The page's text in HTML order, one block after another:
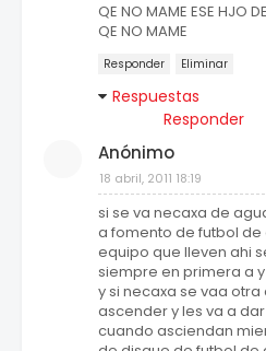
QE NO MAME ESE HJO
QE NO MAME
Responder Eliminar
Respuestas
Responder
Anónimo
18 abril, 2011 18:19
si se va necaxa de
a fomento de futbol
equipo que lleven ahi
siempre en primera a
y si necaxa se vaa
ascender y les va a
cuando asciendan